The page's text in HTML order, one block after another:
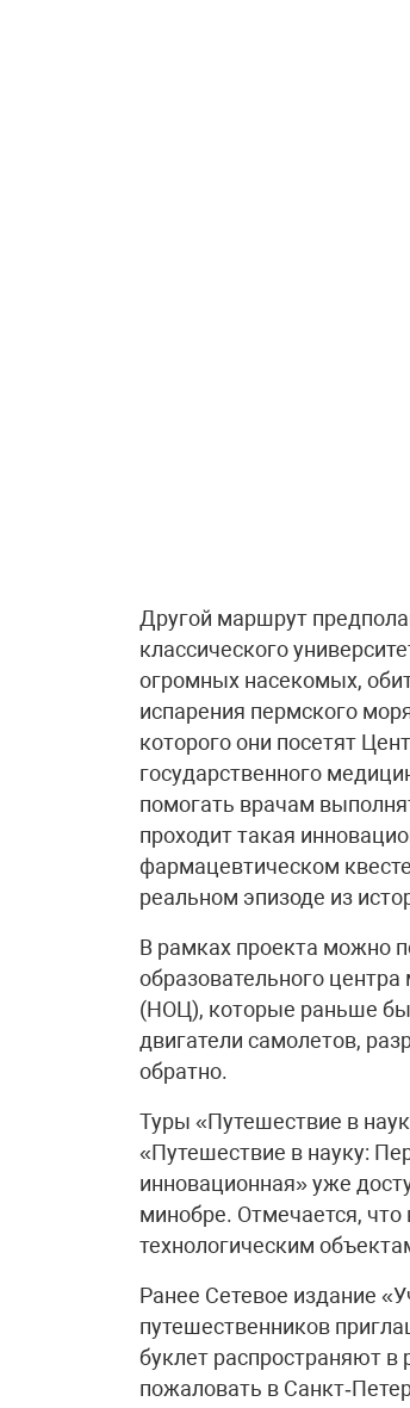
Другой маршрут
классического
огромных насекомых,
испарения пермского
которого они посетят
государственного
помогать врачам
проходит такая
фармацевтическом
реальном эпизоде из
В рамках проекта можно
образовательного
(НОЦ), которые раньше
двигатели самолетов,
обратно.
Туры «Путешествие в
«Путешествие в науку:
инновационная» уже
минобре. Отмечается,
технологическим
Ранее Сетевое издание
путешественников
буклет распространяют в
пожаловать в